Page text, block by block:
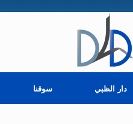
دار الظبي سوقنا